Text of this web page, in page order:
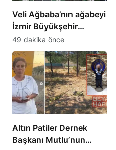
Veli Ağbaba’nın ağabeyi
İzmir Büyükşehir
Belediyesi
soruşturmasında
tutuklandı
49 dakika önce
Altın Patiler Dernek
Başkanı Mutlu’nun